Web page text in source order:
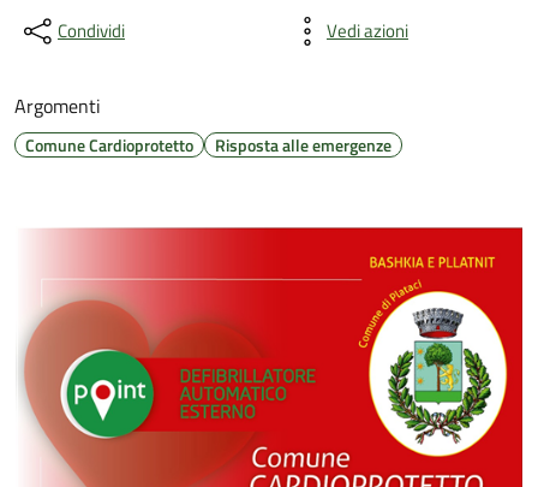
Condividi Vedi azioni
Argomenti
Comune Cardioprotetto Risposta alle emergenze